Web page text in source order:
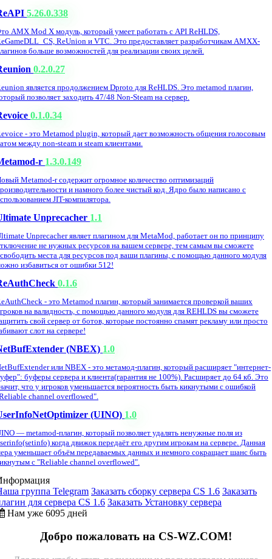
5.26.0.338
AMX Mod X модуль, который умеет работать с API ReHLDS,
ReUnion и VTC. Это предоставляет разработчикам AMXX-
больше возможностей для реализации своих целей.
0.2.0.27
является продолжением Dproto для ReHLDS. Это metamod плагин,
позволяет заходить 47/48 Non-Steam на сервер.
0.1.0.34
- это Metamod plugin, который дает возможность общения голосовым
между non-steam и steam клиентами.
r 1.3.0.149
Metamod-r содержит огромное количество оптимизаций
и намного более чистый код. Ядро было написано с
JIT-компилятора.
Unprecacher 1.1
Unprecacher являет плагином для MetaMod, работает он по принципу
не нужных ресурсов на вашем сервере, тем самым вы сможете
места для ресурсов под ваши плагины, с помощью данного модуля
избавиться от ошибки 512!
0.1.6
- это Metamod плагин, который занимается проверкой ваших
на валидность, с помощью данного модуля для REHLDS вы сможете
свой сервер от ботов, которые постоянно спамят рекламу или просто
слот на сервере!
(NBEX) 1.0
или NBEX - это метамод-плагин, который расширяет "интернет-
буферы сервера и клиента(гарантия не 100%). Расширяет до 64 кб. Это
что у игроков уменьшается вероятность быть кикнутыми с ошибкой
channel overflowed".
(UINO) 1.0
— metamod-плагин, который позволяет удалять ненужные поля из
когда движок передаёт его другим игрокам на сервере. Данная
уменьшает объём передаваемых данных и немного сокращает шанс быть
с "Reliable channel overflowed".
группа Telegram Заказать сборку сервера CS 1.6 Заказать
для сервера CS 1.6 Заказать Установку сервера
Нам уже 6095 дней
Добро пожаловать на CS-WZ.COM!